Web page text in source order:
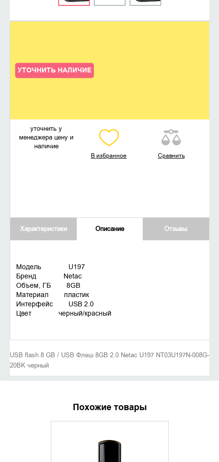
УТОЧНИТЬ НАЛИЧИЕ
уточнить у
менеджера цену и
наличие
В избранное Сравнить
Характеристики Описание Отзывы
Модель U197
Бренд Netac
Объем, ГБ 8GB
Материал пластик
Интерфейс USB 2.0
Цвет черный/красный
USB flash 8 GB / USB Флеш 8GB 2.0 Netac U197 NT03U197N-008G-
20BK черный
Похожие товары